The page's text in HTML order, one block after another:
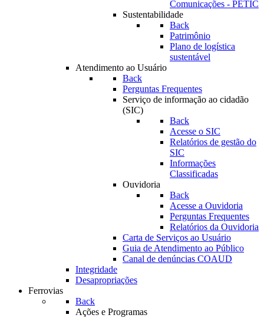
Comunicações - PETIC
Sustentabilidade
Back
Patrimônio
Plano de logística
sustentável
Atendimento ao Usuário
Back
Perguntas Frequentes
Serviço de informação ao cidadão
(SIC)
Back
Acesse o SIC
Relatórios de gestão do
SIC
Informações
Classificadas
Ouvidoria
Back
Acesse a Ouvidoria
Perguntas Frequentes
Relatórios da Ouvidoria
Carta de Serviços ao Usuário
Guia de Atendimento ao Público
Canal de denúncias COAUD
Integridade
Desapropriações
Ferrovias
Back
Ações e Programas